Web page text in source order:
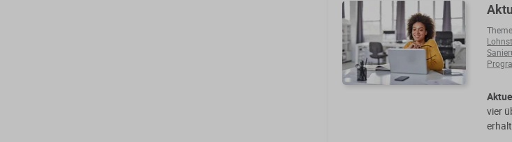
vier